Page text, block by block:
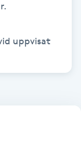
uppvisat